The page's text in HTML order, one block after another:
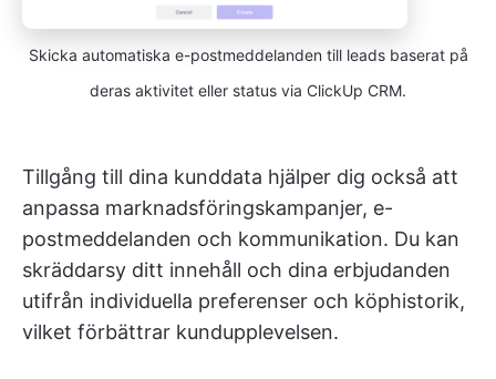
Skicka automatiska e-postmeddelanden till leads baserat på
deras aktivitet eller status via ClickUp CRM.
Tillgång till dina kunddata hjälper dig också att
anpassa marknadsföringskampanjer, e-
postmeddelanden och kommunikation. Du kan
skräddarsy ditt innehåll och dina erbjudanden
utifrån individuella preferenser och köphistorik,
vilket förbättrar kundupplevelsen.